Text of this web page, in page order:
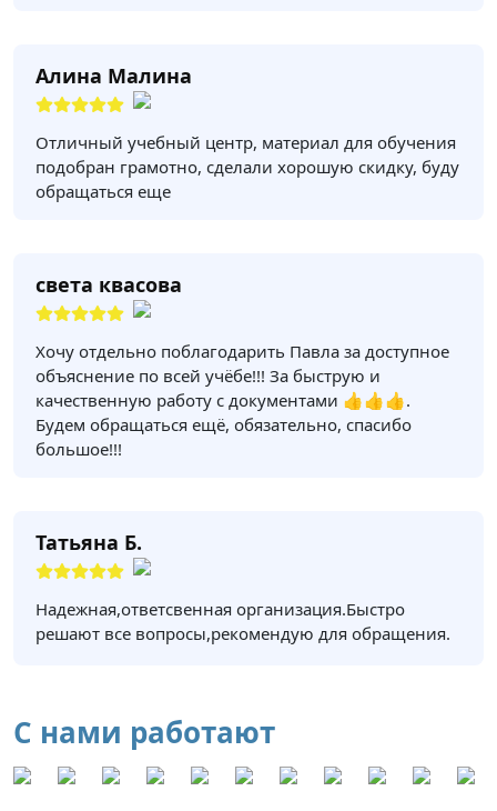
Алина Малина
Отличный учебный центр, материал для обучения
подобран грамотно, сделали хорошую скидку, буду
обращаться еще
света квасова
Хочу отдельно поблагодарить Павла за доступное
объяснение по всей учёбе!!! За быструю и
качественную работу с документами 👍👍👍.
Будем обращаться ещё, обязательно, спасибо
большое!!!
Татьяна Б.
Надежная,ответсвенная организация.Быстро
решают все вопросы,рекомендую для обращения.
С нами работают